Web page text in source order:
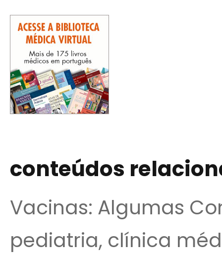
conteúdos
Vacinas: Algumas
pediatria, clínica